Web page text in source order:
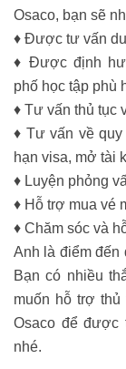
Osaco, bạn sẽ
♦ Được tư vấn
♦ Được định
phố học tập phù
♦ Tư vấn thủ tục
♦ Tư vấn về
hạn visa, mở tài
♦ Luyện phỏng
♦ Hỗ trợ mua vé
♦ Chăm sóc và
Anh là điểm đến
Bạn có nhiều
muốn hỗ trợ
Osaco để được
nhé.